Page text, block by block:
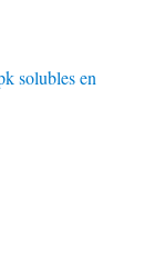
solubles en